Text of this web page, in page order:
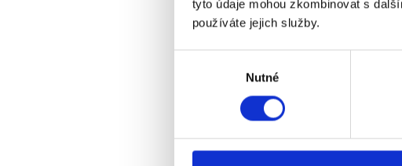
tyto údaje mohou zkombinovat s
používáte jejich služby.
Nutné